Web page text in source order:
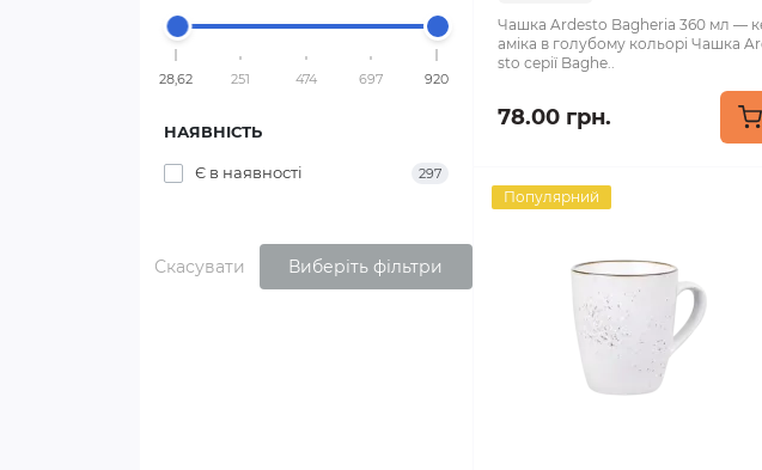
28,62 251 474 697 920
НАЯВНІСТЬ
Є в наявності 297
Скасувати Виберіть фільтри
Чашка Ardesto Bagheria 360 мл —
аміка в голубому кольорі Чашка
sto серії Baghe..
78.00 грн.
Популярний